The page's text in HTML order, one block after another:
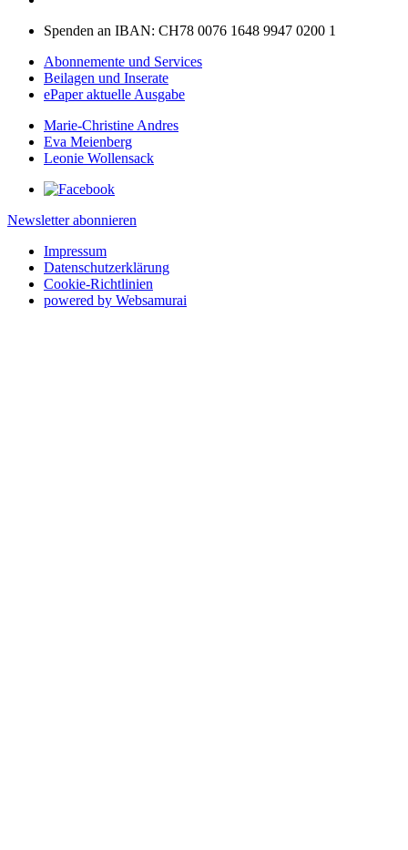
Spenden an IBAN: CH78 0076 1648 9947 0200 1
Abonnemente und Services
Beilagen und Inserate
ePaper aktuelle Ausgabe
Marie-Christine Andres
Eva Meienberg
Leonie Wollensack
Newsletter abonnieren
Impressum
Datenschutzerklärung
Cookie-Richtlinien
powered by Websamurai